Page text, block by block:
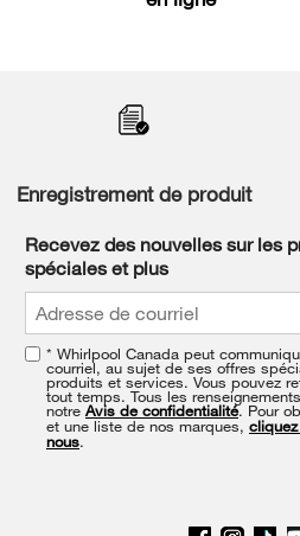
list,
you
find
end
Enregistrement de produit
Recevez des nouvelles sur les
spéciales et plus
* Whirlpool Canada peut
courriel, au sujet de ses offres
produits et services. Vous pouvez
tout temps. Tous les
notre Avis de confidentialité. Pour
et une liste de nos marques,
nous.